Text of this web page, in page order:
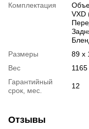
Комплектация
VXD
Размеры
89 x
Вес
1165
Гарантийный
срок, мес.
12
Отзывы